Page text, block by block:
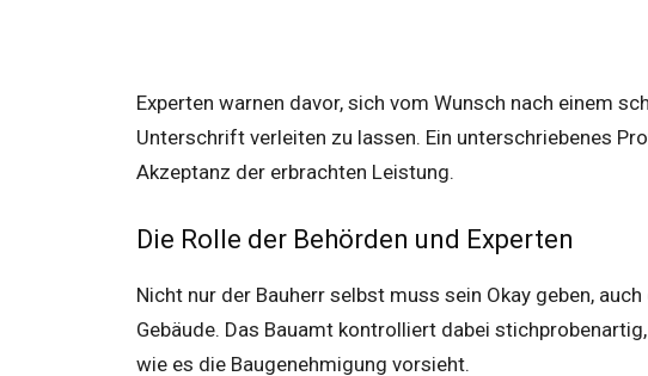
Experten warnen davor, sich vom Wunsch nach einem
Unterschrift verleiten zu lassen. Ein unterschriebenes
Akzeptanz der erbrachten Leistung.
Die Rolle der Behörden und Experten
Nicht nur der Bauherr selbst muss sein Okay geben,
Gebäude. Das Bauamt kontrolliert dabei
wie es die Baugenehmigung vorsieht.